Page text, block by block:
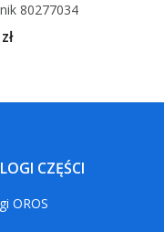
80277034
CZĘŚCI
OROS